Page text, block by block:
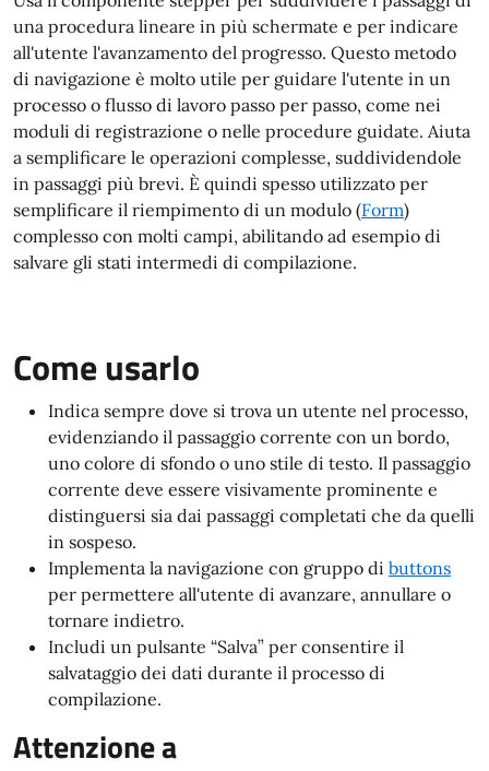
una procedura lineare in più schermate e per indicare
all'utente l'avanzamento del progresso. Questo metodo
di navigazione è molto utile per guidare l'utente in un
processo o flusso di lavoro passo per passo, come nei
moduli di registrazione o nelle procedure guidate. Aiuta
a semplificare le operazioni complesse, suddividendole
in passaggi più brevi. È quindi spesso utilizzato per
semplificare il riempimento di un modulo (Form)
complesso con molti campi, abilitando ad esempio di
salvare gli stati intermedi di compilazione.
Come usarlo
Indica sempre dove si trova un utente nel processo,
evidenziando il passaggio corrente con un bordo,
uno colore di sfondo o uno stile di testo. Il passaggio
corrente deve essere visivamente prominente e
distinguersi sia dai passaggi completati che da quelli
in sospeso.
Implementa la navigazione con gruppo di buttons
per permettere all'utente di avanzare, annullare o
tornare indietro.
Includi un pulsante “Salva” per consentire il
salvataggio dei dati durante il processo di
compilazione.
Attenzione a